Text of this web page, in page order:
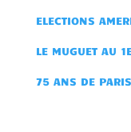
ELECTIONS
LE MUGUET AU
75 ANS DE